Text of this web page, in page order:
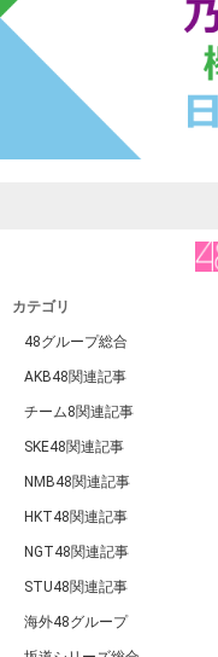
カテゴリ
48グループ総合
AKB48関連記事
チーム8関連記事
SKE48関連記事
NMB48関連記事
HKT48関連記事
NGT48関連記事
STU48関連記事
海外48グループ